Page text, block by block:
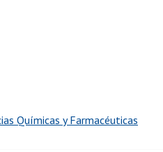
Químicas y Farmacéuticas